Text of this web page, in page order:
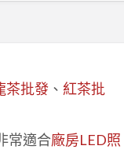
茶批發、 紅茶批
常適合廠房LED照